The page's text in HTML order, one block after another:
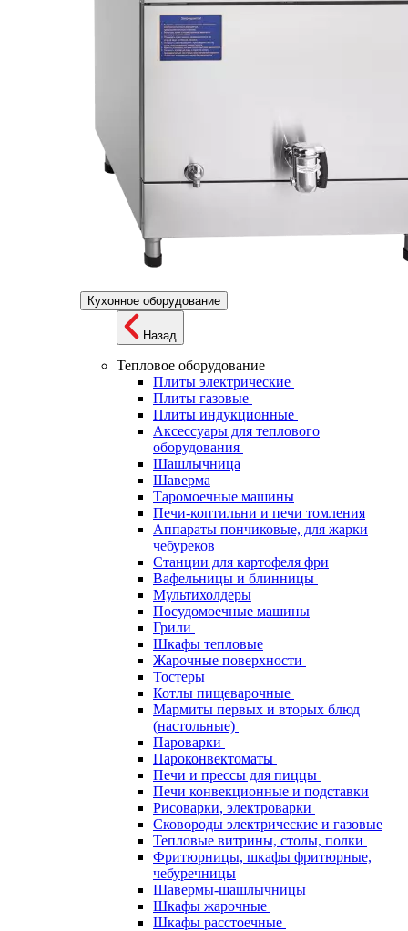
Кухонное оборудование
Назад
Тепловое оборудование
Плиты электрические
Плиты газовые
Плиты индукционные
Аксессуары для теплового
оборудования
Шашлычница
Шаверма
Таромоечные машины
Печи-коптильни и печи томления
Аппараты пончиковые, для жарки
чебуреков
Станции для картофеля фри
Вафельницы и блинницы
Мультихолдеры
Посудомоечные машины
Грили
Шкафы тепловые
Жарочные поверхности
Тостеры
Котлы пищеварочные
Мармиты первых и вторых блюд
(настольные)
Пароварки
Пароконвектоматы
Печи и прессы для пиццы
Печи конвекционные и подставки
Рисоварки, электроварки
Сковороды электрические и газовые
Тепловые витрины, столы, полки
Фритюрницы, шкафы фритюрные,
чебуречницы
Шавермы-шашлычницы
Шкафы жарочные
Шкафы расстоечные